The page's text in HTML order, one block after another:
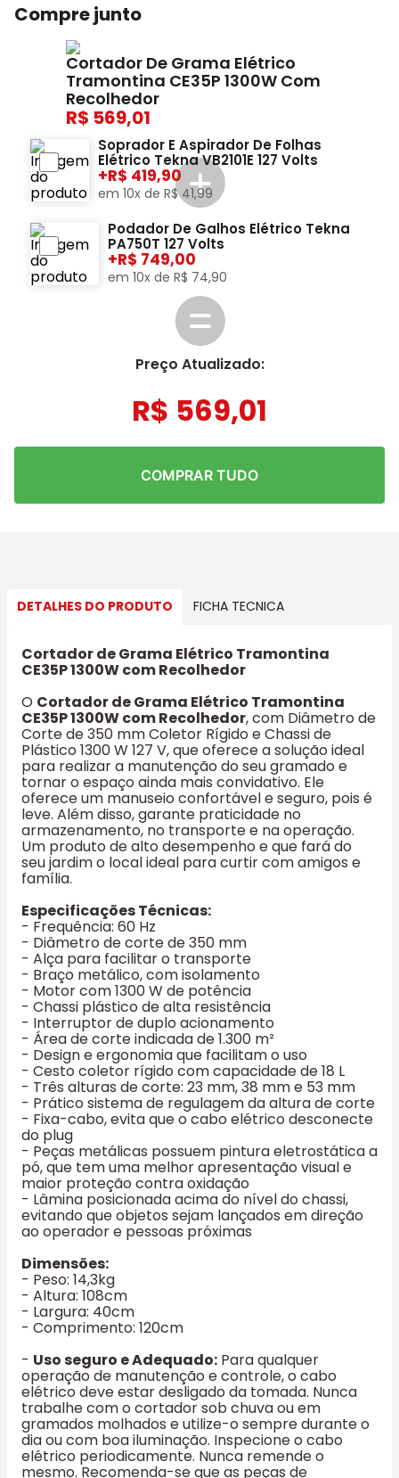
Compre junto
Cortador De Grama Elétrico
Tramontina CE35P 1300W Com
Recolhedor
569,01
Soprador E Aspirador De Folhas
Elétrico Tekna VB2101E 127 Volts
+ 419,90
em 10x de R$ 41,99
Podador De Galhos Elétrico Tekna
PA750T 127 Volts
+ 749,00
em 10x de R$ 74,90
Preço Atualizado:
R$ 569,01
COMPRAR TUDO
DETALHES DO PRODUTO FICHA TECNICA
Cortador de Grama Elétrico Tramontina
CE35P 1300W com Recolhedor
O Cortador de Grama Elétrico Tramontina
CE35P 1300W com Recolhedor, com Diâmetro de
Corte de 350 mm Coletor Rígido e Chassi de
Plástico 1300 W 127 V, que oferece a solução ideal
para realizar a manutenção do seu gramado e
tornar o espaço ainda mais convidativo. Ele
oferece um manuseio confortável e seguro, pois é
leve. Além disso, garante praticidade no
armazenamento, no transporte e na operação.
Um produto de alto desempenho e que fará do
seu jardim o local ideal para curtir com amigos e
família.
Especificações Técnicas:
- Frequência: 60 Hz
- Diâmetro de corte de 350 mm
- Alça para facilitar o transporte
- Braço metálico, com isolamento
- Motor com 1300 W de potência
- Chassi plástico de alta resistência
- Interruptor de duplo acionamento
- Área de corte indicada de 1.300 m²
- Design e ergonomia que facilitam o uso
- Cesto coletor rígido com capacidade de 18 L
- Três alturas de corte: 23 mm, 38 mm e 53 mm
- Prático sistema de regulagem da altura de corte
- Fixa-cabo, evita que o cabo elétrico desconecte
do plug
- Peças metálicas possuem pintura eletrostática a
pó, que tem uma melhor apresentação visual e
maior proteção contra oxidação
- Lâmina posicionada acima do nível do chassi,
evitando que objetos sejam lançados em direção
ao operador e pessoas próximas
Dimensões:
- Peso: 14,3kg
- Altura: 108cm
- Largura: 40cm
- Comprimento: 120cm
- Uso seguro e Adequado: Para qualquer
operação de manutenção e controle, o cabo
elétrico deve estar desligado da tomada. Nunca
trabalhe com o cortador sob chuva ou em
gramados molhados e utilize-o sempre durante o
dia ou com boa iluminação. Inspecione o cabo
elétrico periodicamente. Nunca remende o
mesmo. Recomenda-se que as peças de